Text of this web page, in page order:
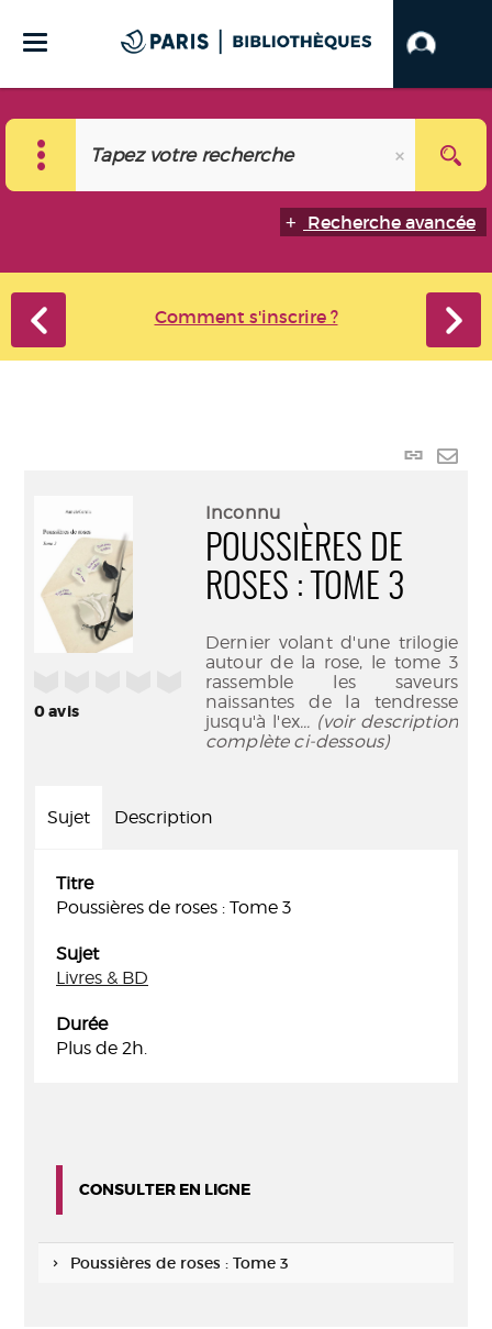
Recherche avancée
Comment s'inscrire ?
Lien
0avis
Inconnu
POUSSIÈRES DE
ROSES : TOME 3
Dernier volant d'une trilogie
autour de la rose, le tome 3
rassemble les saveurs
naissantes de la tendresse
jusqu'à l'ex... (voir description
complète ci-dessous)
Sujet Description
Titre
Poussières de roses : Tome 3
Sujet
Livres & BD
Durée
Plus de 2h.
CONSULTER EN LIGNE
Poussières de roses : Tome 3